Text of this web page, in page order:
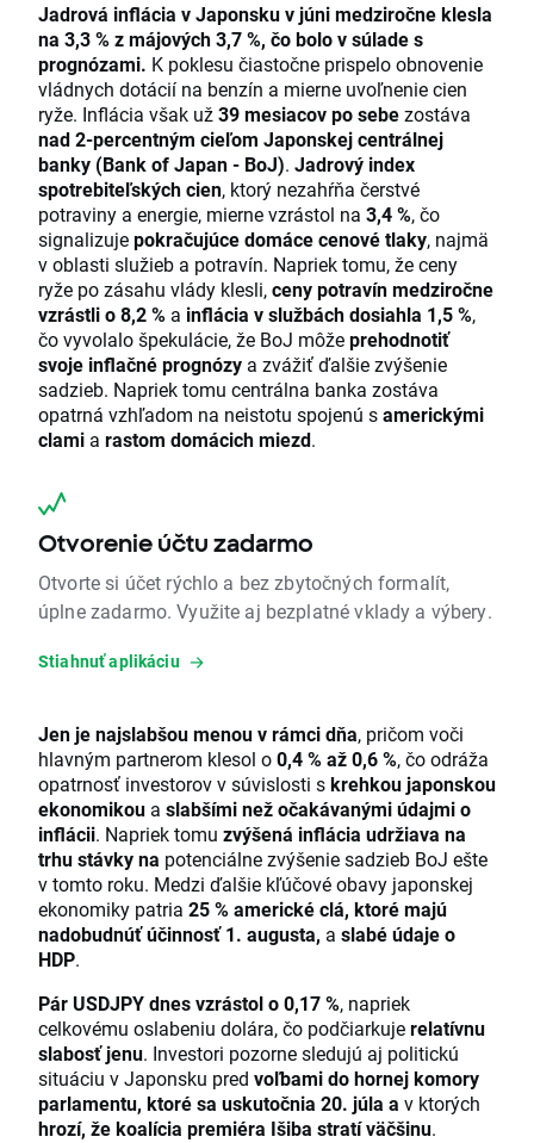
Jadrová inflácia v Japonsku v júni medziročne klesla
na 3,3 % z májových 3,7 %, čo bolo v súlade s
prognózami. K poklesu čiastočne prispelo obnovenie
vládnych dotácií na benzín a mierne uvoľnenie cien
ryže. Inflácia však už39 mesiacov po sebezostáva
nad 2-percentným cieľom Japonskej centrálnej
banky (Bank of Japan - BoJ). Jadrový index
spotrebiteľských cien, ktorý nezahŕňa čerstvé
potraviny a energie, mierne vzrástol na 3,4 %, čo
signalizujepokračujúce domáce cenové tlaky, najmä
v oblasti služieb a potravín. Napriek tomu, že ceny
ryže po zásahu vlády klesli,ceny potravín medziročne
vzrástli o 8,2 % a inflácia v službách dosiahla 1,5 %,
čo vyvolalo špekulácie, že BoJ môžeprehodnotiť
svoje inflačné prognózy a zvážiť ďalšie zvýšenie
sadzieb. Napriek tomu centrálna banka zostáva
opatrná vzhľadom na neistotu spojenú samerickými
clami a rastom domácich miezd.
Otvorenie účtu zadarmo
Otvorte si účet rýchlo a bez zbytočných formalít,
úplne zadarmo. Využite aj bezplatné vklady a výbery.
Stiahnuť aplikáciu
Jen je najslabšou menou v rámci dňa, pričom voči
hlavným partnerom klesol o0,4 % až 0,6 %, čo odráža
opatrnosť investorov v súvislosti skrehkou japonskou
ekonomikou a slabšími než očakávanými údajmi o
inflácii. Napriek tomu zvýšená inflácia udržiava na
trhu stávky na potenciálne zvýšenie sadzieb BoJ ešte
v tomto roku. Medzi ďalšie kľúčové obavy japonskej
ekonomiky patria 25 % americké clá, ktoré majú
nadobudnúť účinnosť 1. augusta, a slabé údaje o
HDP.
Pár USDJPY dnes vzrástol o 0,17 %, napriek
celkovému oslabeniu dolára, čo podčiarkujerelatívnu
slabosť jenu. Investori pozorne sledujú aj politickú
situáciu v Japonsku pred voľbami do hornej komory
parlamentu, ktoré sa uskutočnia 20. júla a v ktorých
hrozí, že koalícia premiéra Išiba stratí väčšinu.